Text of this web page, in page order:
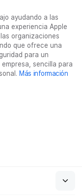
ayudando a las
experiencia Apple
organizaciones
que ofrece una
para un
sencilla para
Más información